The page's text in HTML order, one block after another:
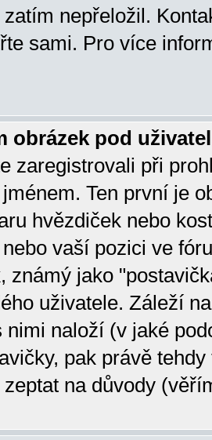
nepřeložil.
sami. Pro více
obrázek pod
zaregistrovali při
Ten první je
hvězdiček nebo
vaší pozici ve
známý jako
uživatele. Záleží
nimi naloží (v jaké
pak právě
zeptat na důvody